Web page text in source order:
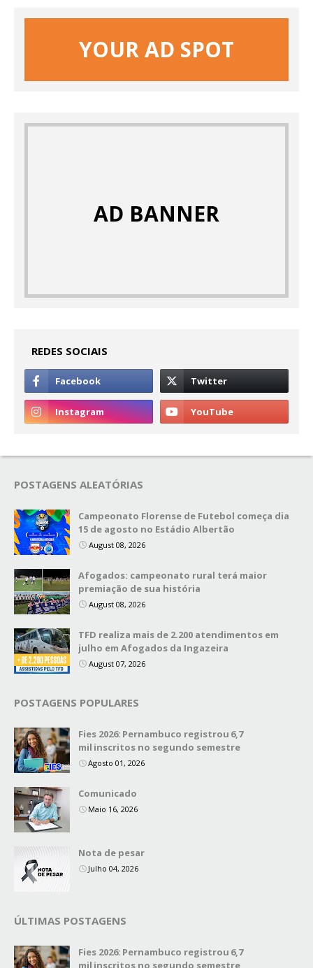
YOUR AD SPOT
AD BANNER
REDES SOCIAIS
POSTAGENS ALEATÓRIAS
Campeonato Florense de Futebol começa dia
15 de agosto no Estádio Albertão
August 08, 2026
Afogados: campeonato rural terá maior
premiação de sua história
August 08, 2026
TFD realiza mais de 2.200 atendimentos em
julho em Afogados da Ingazeira
August 07, 2026
POSTAGENS POPULARES
Fies 2026: Pernambuco registrou 6,7
mil inscritos no segundo semestre
Agosto 01, 2026
Comunicado
Maio 16, 2026
Nota de pesar
Julho 04, 2026
ÚLTIMAS POSTAGENS
Fies 2026: Pernambuco registrou 6,7
mil inscritos no segundo semestre